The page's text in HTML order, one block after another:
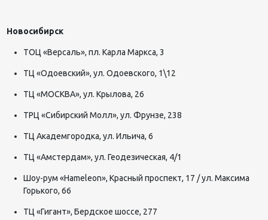
Новосибирск
ТОЦ «Версаль», пл. Карла Маркса, 3
ТЦ «Одоевский», ул. Одоевского, 1\12
ТЦ «МОСКВА», ул. Крылова, 26
ТРЦ «Сибирский Молл», ул. Фрунзе, 238
ТЦ Академгородка, ул. Ильича, 6
ТЦ «Амстердам», ул. Геодезическая, 4/1
Шоу-рум «Hameleon», Красный проспект, 17 / ул. Максима
Горького, 66
ТЦ «Гигант», Бердское шоссе, 277